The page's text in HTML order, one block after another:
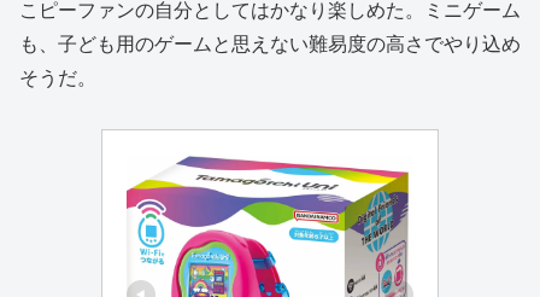
こピーファンの自分としてはかなり楽しめた。ミニゲーム
も、子ども用のゲームと思えない難易度の高さでやり込め
そうだ。